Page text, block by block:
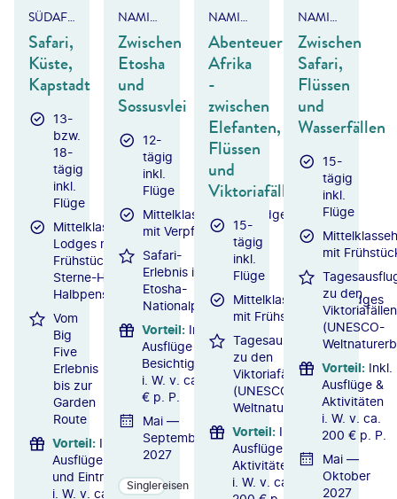
SÜDAFRIKA
Safari,
Küste,
Kapstadt
13-
bzw.
18-
tägig
inkl.
Flüge
Mittelklassehotels/-
Lodges mit
Frühstück / 4-
Sterne-Hotel mit
Halbpension
Vom
Big
Five
Erlebnis
bis zur
Garden
Route
Vorteil: Inkl.
Ausflüge
und Eintritte
i. W. v. ca.
NAMIBIA
Zwischen
Etosha
und
Sossusvlei
12-
tägig
inkl.
Flüge
Mittelklassehotels/Lodges
mit Verpflegung
Safari-
Erlebnis im
Etosha-
Nationalpark
Vorteil: Inkl.
Ausflüge &
Besichtigungen
i. W. v. ca. 500
€ p. P.
Mai —
September
2027
Singlereisen
NAMIBIA, BOTSWANA & SIMBABWE
Abenteuer
Afrika
-
zwischen
Elefanten,
Flüssen
und
Viktoriafällen
15-
tägig
inkl.
Flüge
Mittelklassehotels/Lodges
mit Frühstück
Tagesausflug
zu den
Viktoriafällen
(UNESCO-
Weltnaturerbe)
Vorteil: Inkl.
Ausflüge &
Aktivitäten
i. W. v. ca.
NAMIBIA, BOTSWANA & SIMBABWE
Zwischen
Safari,
Flüssen
und
Wasserfällen
15-
tägig
inkl.
Flüge
mit
zu den
Viktoriafällen
(UNESCO-
Vorteil: Inkl.
Ausflüge &
Aktivitäten
i. W. v. ca.
200 € p. P.
Mai —
Oktober
2027